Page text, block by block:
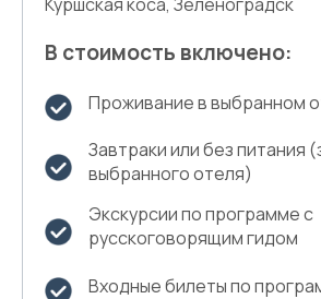
В стоимость включено:
Проживание в выбранном
Завтраки или без питания
выбранного отеля)
Экскурсии по программе с
русскоговорящим гидом
Входные билеты по